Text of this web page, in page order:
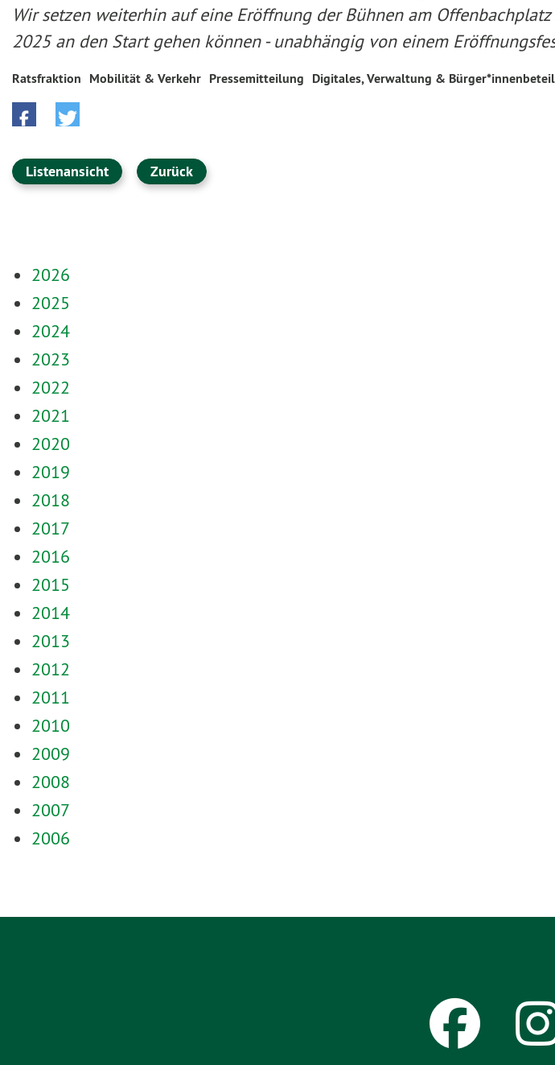
Wir setzen weiterhin auf eine Eröffnung der Bühnen am
2025 an den Start gehen können - unabhängig von einem
Ratsfraktion Mobilität & Verkehr Pressemitteilung Digitales, Verwaltung &
Listenansicht Zurück
2026
2025
2024
2023
2022
2021
2020
2019
2018
2017
2016
2015
2014
2013
2012
2011
2010
2009
2008
2007
2006